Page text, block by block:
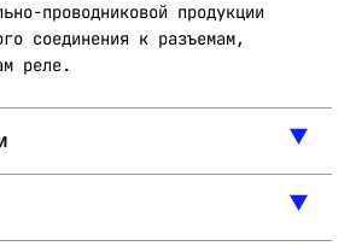
проводниковой продукции
соединения к разъемам,
реле.